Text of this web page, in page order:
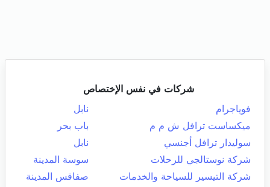
شركات في نفس الإختصاص
فوياجرام
نابل
ميكساست ترافل ش م م
باب بحر
سوليدار ترافل أجنسي
نابل
شركة نوستالجي للرحلات
سوسة المدينة
شركة التيسير للسياحة والخدمات
صفاقس المدينة